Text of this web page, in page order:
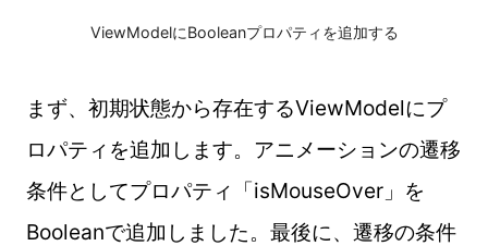
ViewModelにBooleanプロパティを追加する
まず、初期状態から存在するViewModelにプ
ロパティを追加します。アニメーションの遷移
条件としてプロパティ「isMouseOver」を
Booleanで追加しました。最後に、遷移の条件